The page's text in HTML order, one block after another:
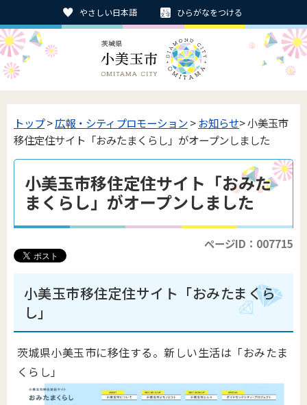
やさしい日本語 ひらがなをつける
トップ>広報・シティプロモーション>お知らせ> 小美玉市
移住定住サイト「おみたまくらし」がオープンしました
小美玉市移住定住サイト「おみた
まくらし」がオープンしました
ページID：007715
小美玉市移住定住サイト「おみたまくら
し」
茨城県小美玉市に移住する。新しい生活は「おみたま
くらし」